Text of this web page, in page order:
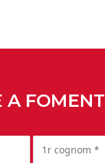
A FOMENT